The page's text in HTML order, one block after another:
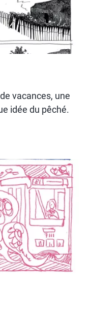
vacances, une
idée du pêché.